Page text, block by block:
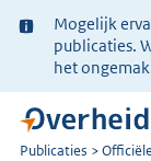
Ter
informatie:
Mogelijk
publicaties.
het
U
Publicaties